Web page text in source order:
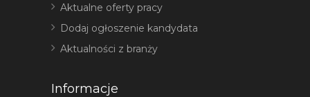
Aktualne oferty pracy
Dodaj ogłoszenie kandydata
Aktualności z branży
Informacje